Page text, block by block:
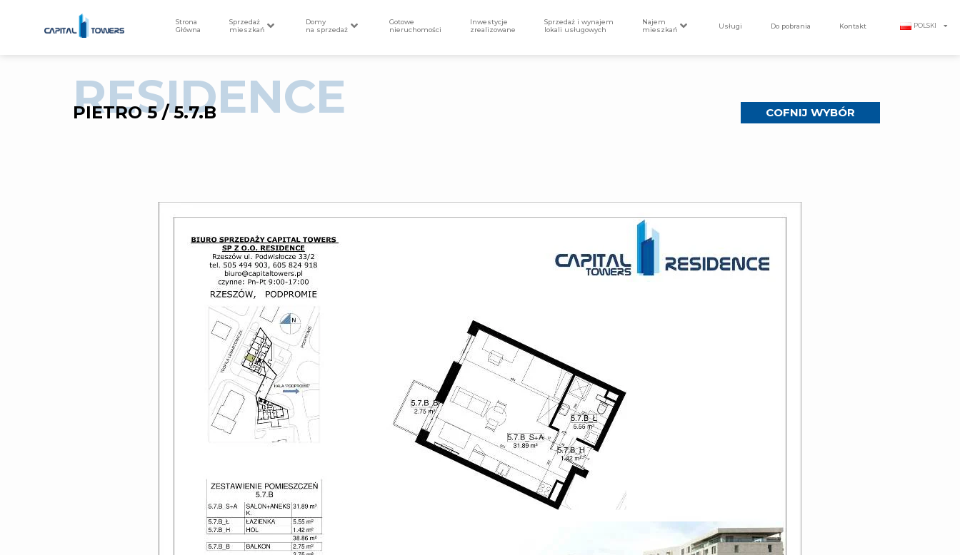
Strona
Główna
Sprzedaż
mieszkań
Domy
na sprzedaż
Gotowe
nieruchomości
Inwestycje
zrealizowane
Sprzedaż i wynajem
lokali usługowych
Najem
mieszkań
Usługi Do pobrania Kontakt POLSKI
RESIDENCE
PIETRO 5 / 5.7.B COFNIJ WYBÓR